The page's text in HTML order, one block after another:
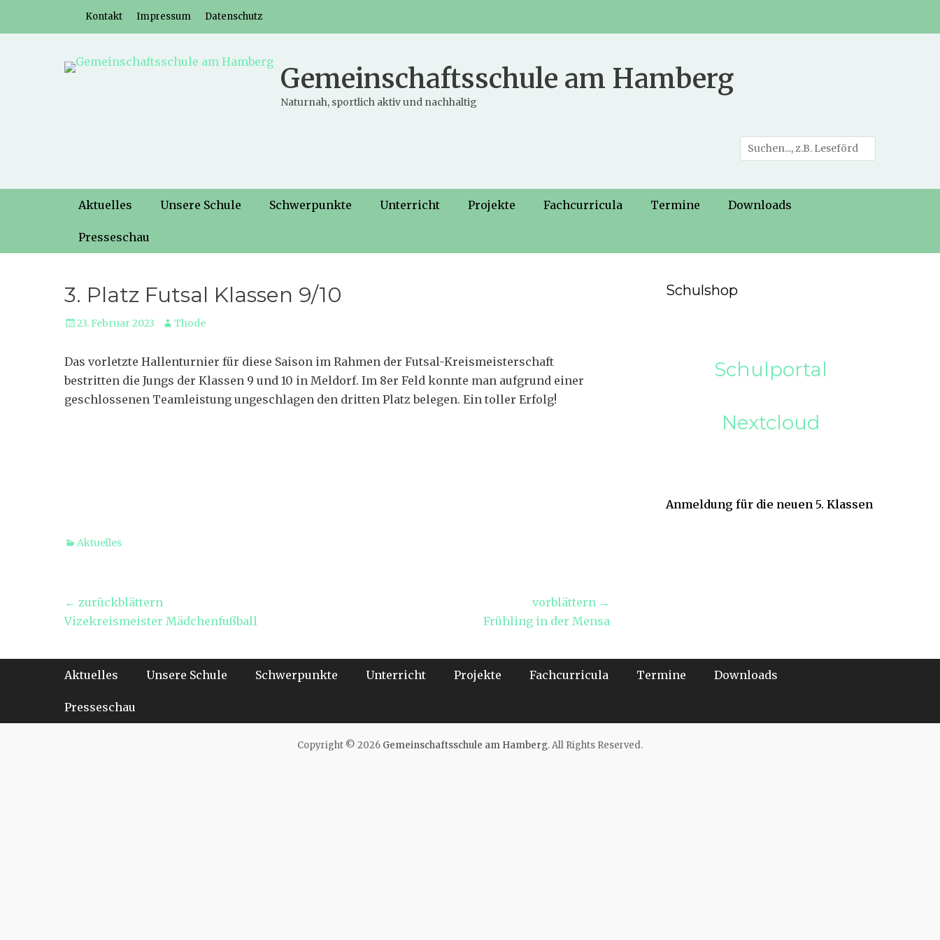
Header-Menü
Weiter
Kontakt Impressum Datenschutz
Gemeinschaftsschule am Hamberg
Naturnah, sportlich aktiv und nachhaltig
Suche
nach:
Hauptmenü
Weiter
Inhalt
Aktuelles Unsere Schule Schwerpunkte Unterricht Projekte Fachcurricula Termine Downloads
Presseschau
3. Platz Futsal Klassen 9/10
Veröffentlicht
23. Februar 2023 Autor
Thode
Das vorletzte Hallenturnier für diese Saison im Rahmen der Futsal-Kreismeisterschaft
bestritten die Jungs der Klassen 9 und 10 in Meldorf. Im 8er Feld konnte man aufgrund einer
geschlossenen Teamleistung ungeschlagen den dritten Platz belegen. Ein toller Erfolg!
Kategorien
Aktuelles
Beitragsnavigation
← zurückblättern
Vorheriger
Vizekreismeister Mädchenfußball
vorblättern →
Frühling in der Mensa
Schulshop
Schulportal
Nextcloud
Anmeldung für die neuen 5. Klassen
Footer-Menü
Weiter
Inhalt
Aktuelles Unsere Schule Schwerpunkte Unterricht Projekte Fachcurricula Termine Downloads
Presseschau
Copyright © 2026 Gemeinschaftsschule am Hamberg. All Rights Reserved.